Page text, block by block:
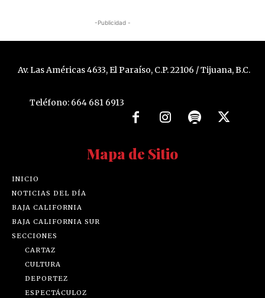
-Publicidad -
Av. Las Américas 4633, El Paraíso, C.P. 22106 / Tijuana, B.C.
Teléfono: 664 681 6913
Mapa de Sitio
INICIO
NOTICIAS DEL DÍA
BAJA CALIFORNIA
BAJA CALIFORNIA SUR
SECCIONES
CARTAZ
CULTURA
DEPORTEZ
ESPECTÁCULOZ